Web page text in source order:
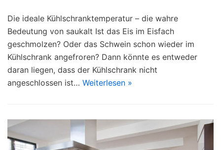
Die ideale Kühlschranktemperatur – die wahre
Bedeutung von saukalt Ist das Eis im Eisfach
geschmolzen? Oder das Schwein schon wieder im
Kühlschrank angefroren? Dann könnte es entweder
daran liegen, dass der Kühlschrank nicht
angeschlossen ist… Weiterlesen »